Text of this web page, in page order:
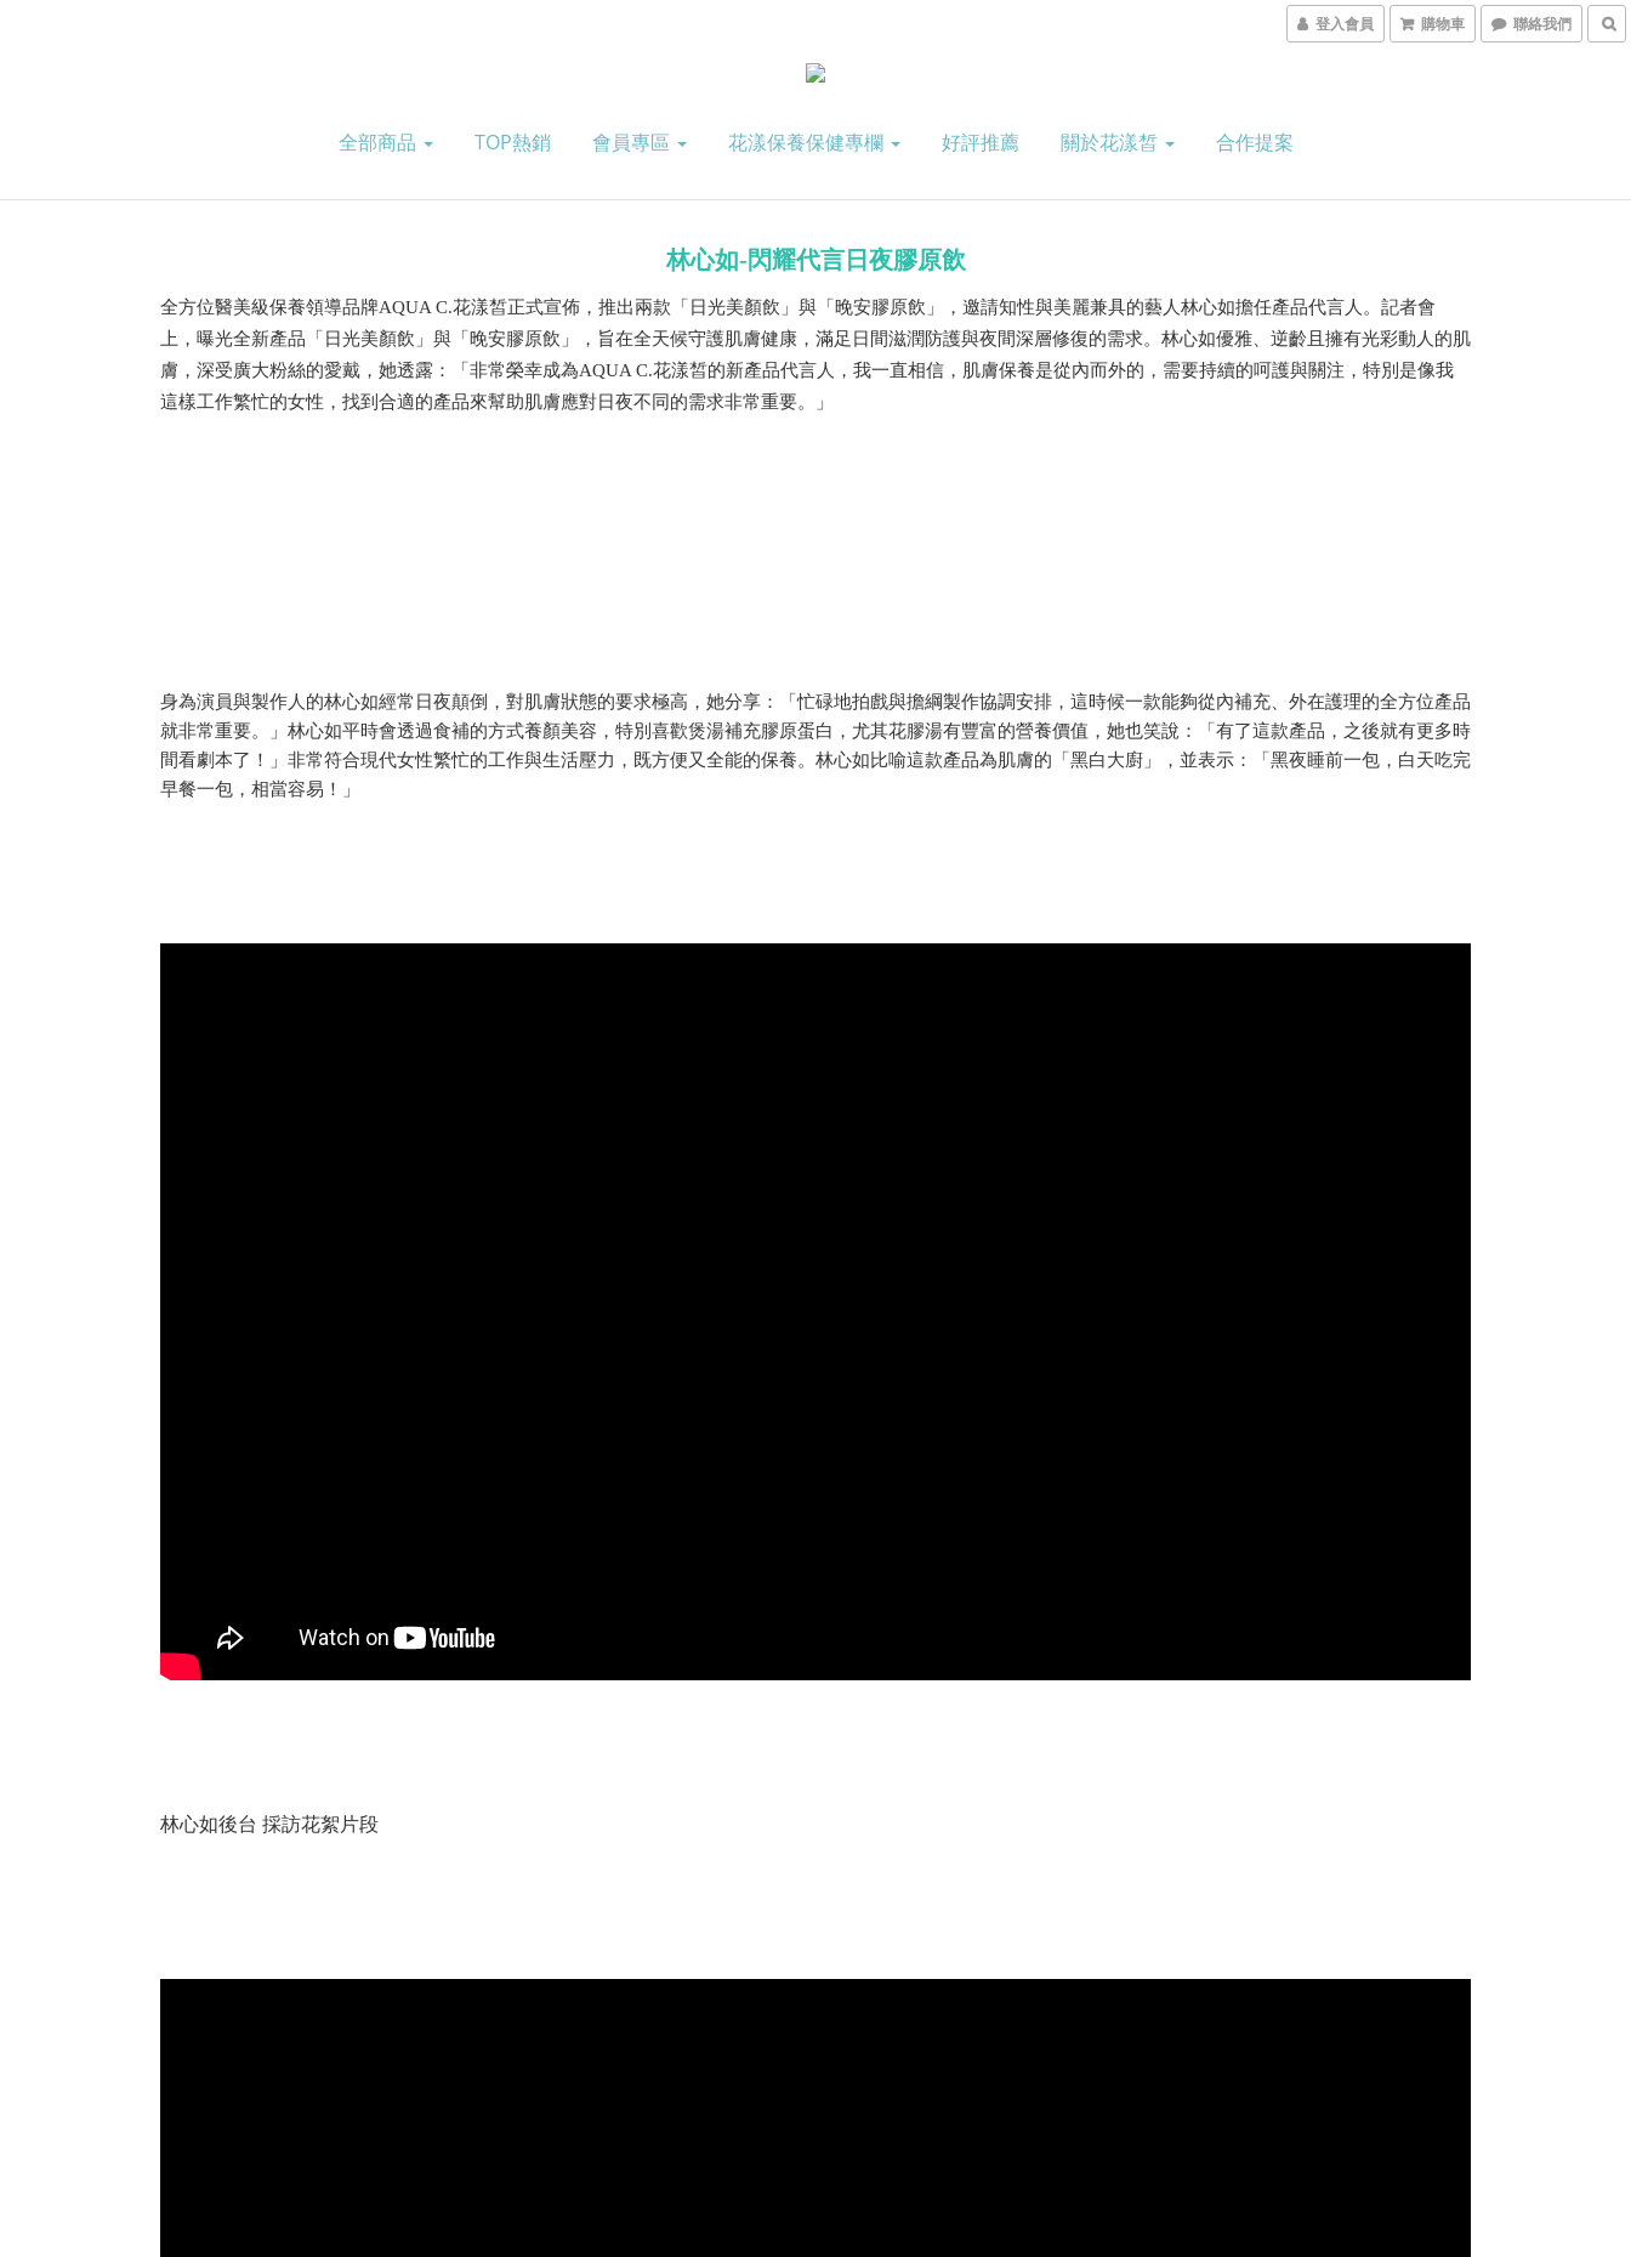
登入會員 購物車 聯絡我們
全部商品 TOP熱銷 會員專區 花漾保養保健專欄 好評推薦 關於花漾皙 合作提案
林心如-閃耀代言日夜膠原飲
全方位醫美級保養領導品牌AQUA C.花漾皙正式宣佈，推出兩款「日光美顏飲」與「晚安膠原飲」，邀請知性與美麗兼具的藝人林心如擔任產品代言人。記者會
上，曝光全新產品「日光美顏飲」與「晚安膠原飲」，旨在全天候守護肌膚健康，滿足日間滋潤防護與夜間深層修復的需求。林心如優雅、逆齡且擁有光彩動人的肌
膚，深受廣大粉絲的愛戴，她透露：「非常榮幸成為AQUA C.花漾皙的新產品代言人，我一直相信，肌膚保養是從內而外的，需要持續的呵護與關注，特別是像我
這樣工作繁忙的女性，找到合適的產品來幫助肌膚應對日夜不同的需求非常重要。」
身為演員與製作人的林心如經常日夜顛倒，對肌膚狀態的要求極高，她分享：「忙碌地拍戲與擔綱製作協調安排，這時候一款能夠從內補充、外在護理的全方位產品
就非常重要。」林心如平時會透過食補的方式養顏美容，特別喜歡煲湯補充膠原蛋白，尤其花膠湯有豐富的營養價值，她也笑說：「有了這款產品，之後就有更多時
間看劇本了！」非常符合現代女性繁忙的工作與生活壓力，既方便又全能的保養。林心如比喻這款產品為肌膚的「黑白大廚」，並表示：「黑夜睡前一包，白天吃完
早餐一包，相當容易！」
林心如後台 採訪花絮片段